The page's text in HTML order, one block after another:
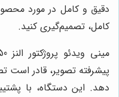
دقیق و کامل در مورد
کامل، تصمیم‌گیری کنید.
پیشرفته تصویر، قادر است
دهد. این دستگاه، با